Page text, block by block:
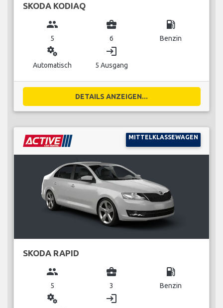
SKODA KODIAQ
group
5
business_center
6
local_gas_station
Benzin
miscellaneous_services
Automatisch
login
5 Ausgang
DETAILS ANZEIGEN...
MITTELKLASSEWAGEN
SKODA RAPID
group
5
business_center
3
local_gas_station
Benzin
miscellaneous_services login